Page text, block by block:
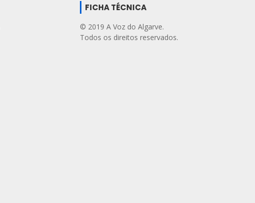
FICHA TÉCNICA
© 2019 A Voz do Algarve.
Todos os direitos reservados.